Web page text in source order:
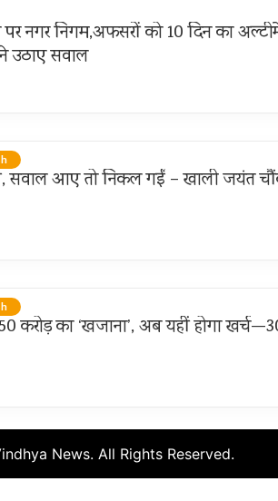
पर नगर निगम,अफसरों को 10 दिन का
ने उठाए सवाल
सवाल आए तो निकल गईं – खाली जयंत
करोड़ का ‘खजाना’, अब यहीं होगा
News. All Rights Reserved.